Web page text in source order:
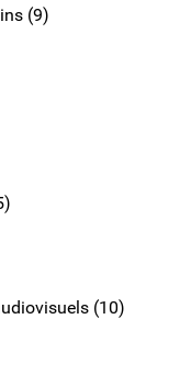
(9)
(10)